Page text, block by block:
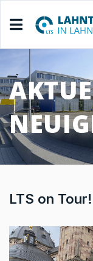
LTS on Tour!